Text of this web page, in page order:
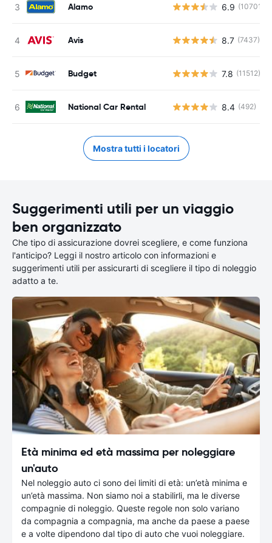
Alamo 6.9 (10701)
Avis 8.7 (7437)
Budget 7.8 (11512)
National Car Rental 8.4 (492)
Mostra tutti i locatori
Suggerimenti utili per un viaggio
ben organizzato
Che tipo di assicurazione dovrei scegliere, e come funziona
l'anticipo? Leggi il nostro articolo con informazioni e
suggerimenti utili per assicurarti di scegliere il tipo di noleggio
adatto a te.
Età minima ed età massima per noleggiare
un'auto
Nel noleggio auto ci sono dei limiti di età: un’età minima e
un’età massima. Non siamo noi a stabilirli, ma le diverse
compagnie di noleggio. Queste regole non solo variano
da compagnia a compagnia, ma anche da paese a paese
e a volte dipendono dal tipo di auto che vuoi noleggiare.